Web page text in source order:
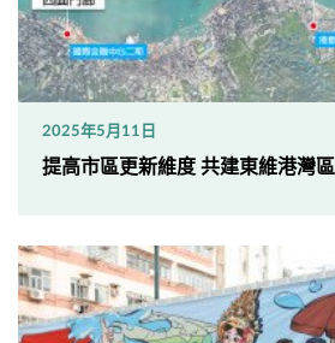
2025年5月11日
提高市區更新維度 共建東維港灣區